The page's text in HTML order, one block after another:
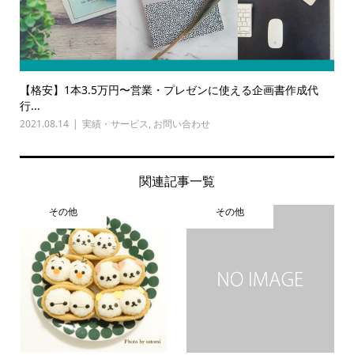
【格安】1本3.5万円〜営業・プレゼンに使える企画書作成代
行...
2021.08.14 実績・サービス, お問い合わせ
関連記事一覧
その他 その他